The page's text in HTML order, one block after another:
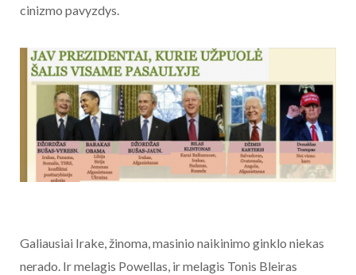
cinizmo pavyzdys.
Galiausiai Irake, žinoma, masinio naikinimo ginklo niekas
nerado. Ir melagis Powellas, ir melagis Tonis Bleiras